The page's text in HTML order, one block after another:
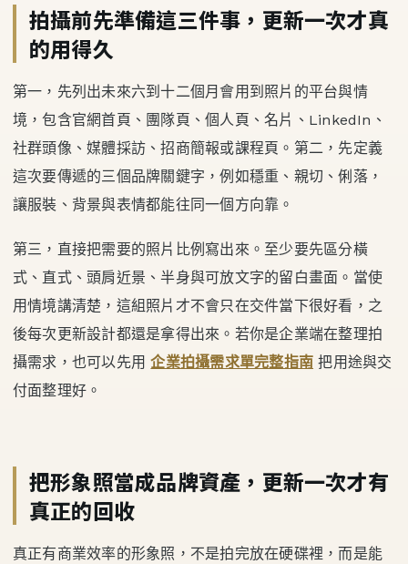
拍攝前先準備這三件事，更新一次才真
的用得久
第一，先列出未來六到十二個月會用到照片的平台與情
境，包含官網首頁、團隊頁、個人頁、名片、LinkedIn、
社群頭像、媒體採訪、招商簡報或課程頁。第二，先定義
這次要傳遞的三個品牌關鍵字，例如穩重、親切、俐落，
讓服裝、背景與表情都能往同一個方向靠。
第三，直接把需要的照片比例寫出來。至少要先區分橫
式、直式、頭肩近景、半身與可放文字的留白畫面。當使
用情境講清楚，這組照片才不會只在交件當下很好看，之
後每次更新設計都還是拿得出來。若你是企業端在整理拍
攝需求，也可以先用企業拍攝需求單完整指南 把用途與交
付面整理好。
把形象照當成品牌資產，更新一次才有
真正的回收
真正有商業效率的形象照，不是拍完放在硬碟裡，而是能